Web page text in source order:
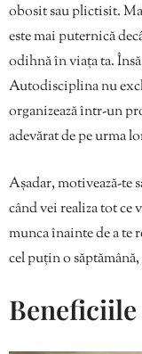
obosit sau plictisit.
este mai puternică
odihnă în viața ta.
Autodisciplina nu
organizează într-un
adevărat de pe urma
Așadar, motivează-te
când vei realiza tot ce
munca înainte de a te
cel puțin o